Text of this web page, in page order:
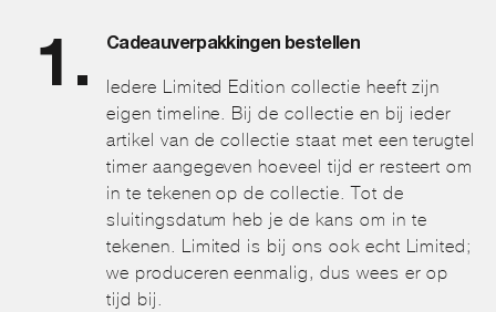
Cadeauverpakkingen bestellen
Iedere Limited Edition collectie heeft zijn
eigen timeline. Bij de collectie en bij ieder
artikel van de collectie staat met een terugtel
timer aangegeven hoeveel tijd er resteert om
in te tekenen op de collectie. Tot de
sluitingsdatum heb je de kans om in te
tekenen. Limited is bij ons ook echt Limited;
we produceren eenmalig, dus wees er op
tijd bij.